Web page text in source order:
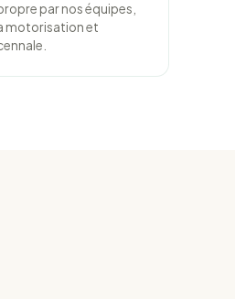
par nos équipes,
motorisation et